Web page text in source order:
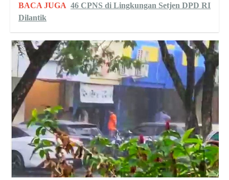
BACA JUGA 46 CPNS di Lingkungan Setjen DPD RI
Dilantik